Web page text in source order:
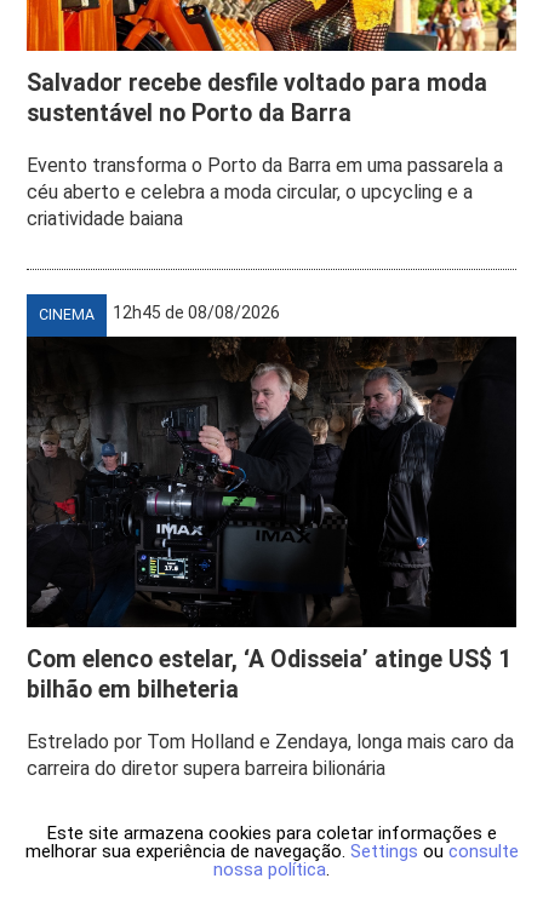
Salvador recebe desfile voltado para moda
sustentável no Porto da Barra
Evento transforma o Porto da Barra em uma passarela a
céu aberto e celebra a moda circular, o upcycling e a
criatividade baiana
CINEMA 12h45 de 08/08/2026
Com elenco estelar, ‘A Odisseia’ atinge US$ 1
bilhão em bilheteria
Estrelado por Tom Holland e Zendaya, longa mais caro da
carreira do diretor supera barreira bilionária
Este site armazena cookies para coletar informações e
melhorar sua experiência de navegação. Settings ou consulte
nossa política.